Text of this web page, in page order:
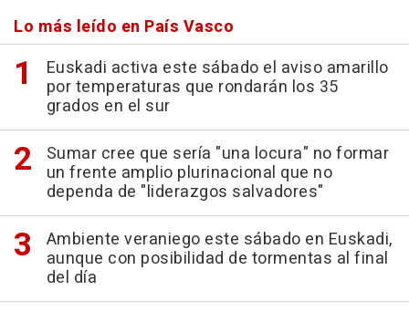
Lo más leído en País Vasco
Euskadi activa este sábado el aviso amarillo
por temperaturas que rondarán los 35
grados en el sur
Sumar cree que sería "una locura" no formar
un frente amplio plurinacional que no
dependa de "liderazgos salvadores"
Ambiente veraniego este sábado en Euskadi,
aunque con posibilidad de tormentas al final
del día